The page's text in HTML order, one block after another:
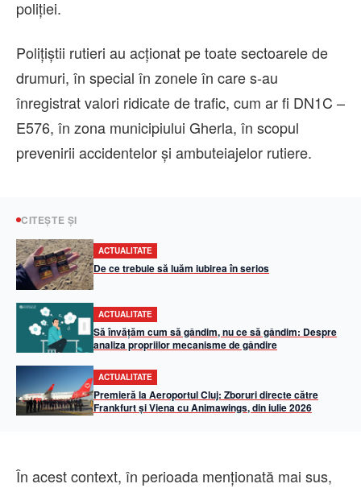
poliției.
Polițiștii rutieri au acționat pe toate sectoarele de
drumuri, în special în zonele în care s-au
înregistrat valori ridicate de trafic, cum ar fi DN1C –
E576, în zona municipiului Gherla, în scopul
prevenirii accidentelor și ambuteiajelor rutiere.
CITEȘTE ȘI
ACTUALITATE
De ce trebuie să luăm iubirea în serios
ACTUALITATE
Să învățăm cum să gândim, nu ce să gândim: Despre
analiza propriilor mecanisme de gândire
ACTUALITATE
Premieră la Aeroportul Cluj: Zboruri directe către
Frankfurt și Viena cu Animawings, din iulie 2026
În acest context, în perioada menționată mai sus,